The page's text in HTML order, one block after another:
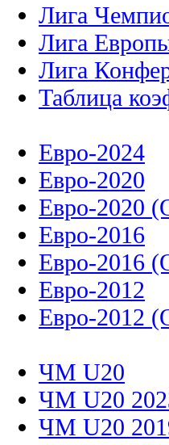
Лига
Лига
Лига
Таблица
Евро-2024
Евро-2020
Евро-2020
Евро-2016
Евро-2016
Евро-2012
Евро-2012
ЧМ U20
ЧМ U20
ЧМ U20